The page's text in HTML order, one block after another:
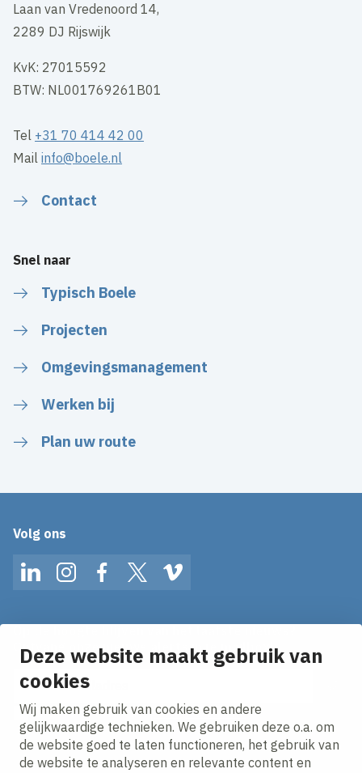
Deze website maakt gebruik van
cookies
Wij maken gebruik van cookies en andere
gelijkwaardige technieken. We gebruiken deze o.a. om
de website goed te laten functioneren, het gebruik van
de website te analyseren en relevante content en
Laan van Vredenoord 14,
2289 DJ Rijswijk
KvK: 27015592
BTW: NL001769261B01
Tel +31 70 414 42 00
Mailinfo@boele.nl
Contact
Snel naar
Typisch Boele
Projecten
Omgevingsmanagement
Werken bij
Plan uw route
Volg ons
LinkedInInstagramFacebookTwitterVimeo
Ontvang onze nieuws alerts in je mailbox!
E-mailadres
Ik ga akkoord met hetprivacy statement.